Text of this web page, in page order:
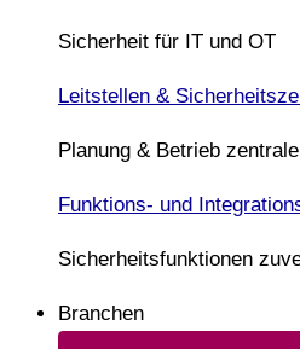
Sicherheit für IT und OT
Leitstellen &
Planung & Betrieb
Funktions- und
Sicherheitsfunktionen
Branchen